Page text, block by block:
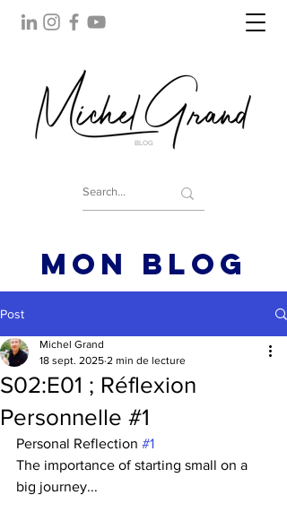
BLOG
MON BLOG
Post
S02:E01 ; Réflexion
Personnelle #1
Michel Grand
18 sept. 2025 2 min de lecture
Personal Reflection #1
The importance of starting small on a
big journey...